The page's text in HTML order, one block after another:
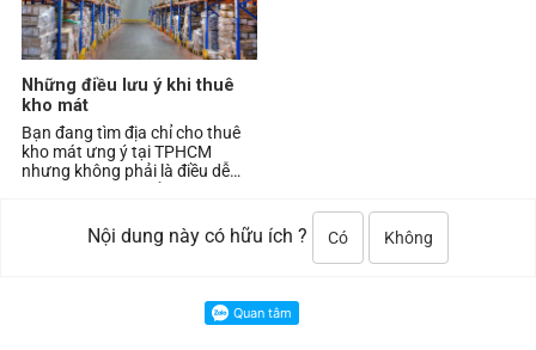
Những điều lưu ý khi thuê
kho mát
Bạn đang tìm địa chỉ cho thuê
kho mát ưng ý tại TPHCM
nhưng không phải là điều dễ
Nội dung này có hữu ích ? Có Không